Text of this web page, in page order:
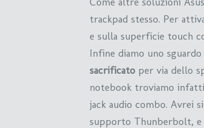
trackpad stesso. Per
e sulla superficie touch
Infine diamo uno sguardo
sacrificato per via dello
notebook troviamo
jack audio combo. Avrei
supporto Thunberbolt, e